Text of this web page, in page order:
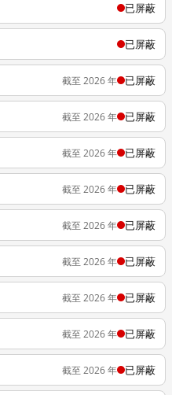
已屏蔽
已屏蔽
截至 2026 年 已屏蔽
截至 2026 年 已屏蔽
截至 2026 年 已屏蔽
截至 2026 年 已屏蔽
截至 2026 年 已屏蔽
截至 2026 年 已屏蔽
截至 2026 年 已屏蔽
截至 2026 年 已屏蔽
截至 2026 年 已屏蔽